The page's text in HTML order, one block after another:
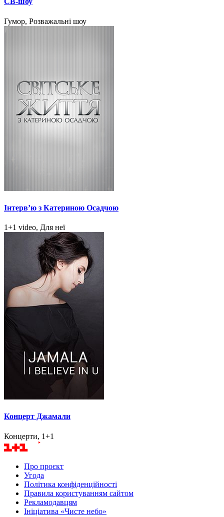
Гумор, Розважальні шоу
Інтерв’ю з Катериною Осадчою
1+1 video, Для неї
Концерт Джамали
Концерти, 1+1
Про проєкт
Угода
Політика конфіденційності
Правила користуванням сайтом
Рекламодавцям
Ініціатива «Чисте небо»